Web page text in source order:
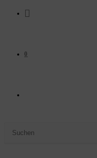
0
SUCHE